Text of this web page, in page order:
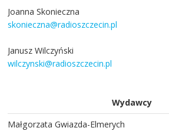
Joanna Skonieczna
skonieczna@radioszczecin.pl
Janusz Wilczyński
wilczynski@radioszczecin.pl
Wydawcy
Małgorzata Gwiazda-Elmerych